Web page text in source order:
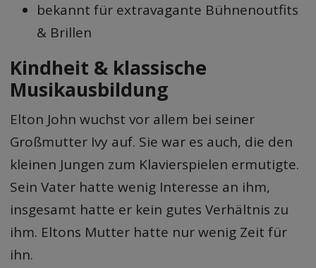
bekannt für extravagante Bühnenoutfits
& Brillen
Kindheit & klassische
Musikausbildung
Elton John wuchst vor allem bei seiner
Großmutter Ivy auf. Sie war es auch, die den
kleinen Jungen zum Klavierspielen ermutigte.
Sein Vater hatte wenig Interesse an ihm,
insgesamt hatte er kein gutes Verhältnis zu
ihm. Eltons Mutter hatte nur wenig Zeit für
ihn.